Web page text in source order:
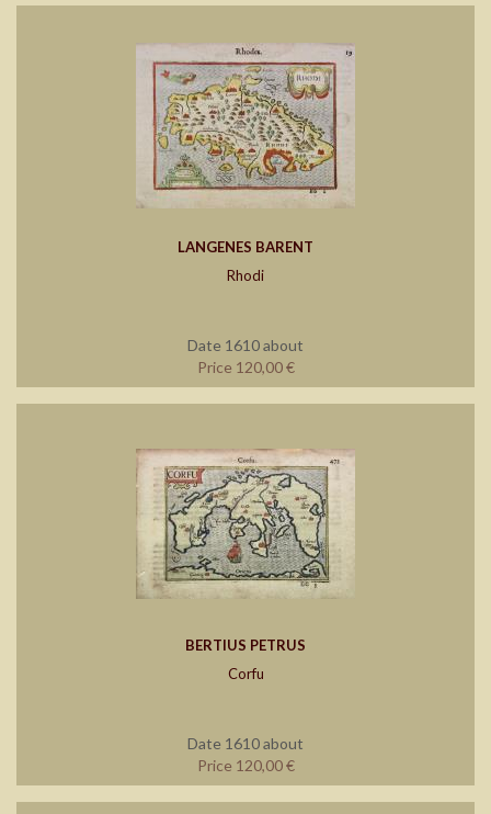
LANGENES BARENT
Rhodi
Date 1610 about
Price 120,00 €
BERTIUS PETRUS
Corfu
Date 1610 about
Price 120,00 €